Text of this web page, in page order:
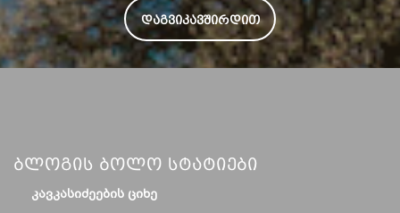
ᲓᲐᲒᲕᲘᲙᲐᲕᲨᲘᲠᲓᲘᲗ
Ბლოგის Ბოლო Სტატიები
ᲙᲐᲕᲙᲐᲡᲘᲫᲔᲔᲑᲘᲡ ᲪᲘᲮᲔ